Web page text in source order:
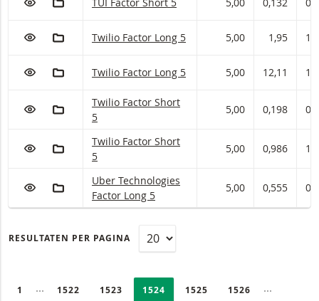
VOEG TOE AAN WATCHLIST
AAN PORTFOLIO TOEVOEGEN
Twilio Factor met ISIN code:
Twilio Factor Long 5 5,00 1,95
VOEG TOE AAN WATCHLIST
AAN PORTFOLIO TOEVOEGEN
Twilio Factor met ISIN code:
Twilio Factor Long 5 5,00 12,11
VOEG TOE AAN WATCHLIST
AAN PORTFOLIO TOEVOEGEN
Twilio Factor met ISIN code:
Twilio Factor Short
5
5,00 0,198
VOEG TOE AAN WATCHLIST
AAN PORTFOLIO TOEVOEGEN
Twilio Factor met ISIN code:
Twilio Factor Short
5
5,00 0,986
VOEG TOE AAN WATCHLIST
AAN PORTFOLIO TOEVOEGEN
Uber Technologies Factor met ISIN code:
Uber Technologies
Factor Long 5
5,00 0,555
RESULTATEN PER PAGINA
PAGE
1 Ingeklapte pagina’s
PAGINA
1522 PAGINA
1523 Selected:
PAGINA
1524 PAGINA
1525 PAGINA
1526